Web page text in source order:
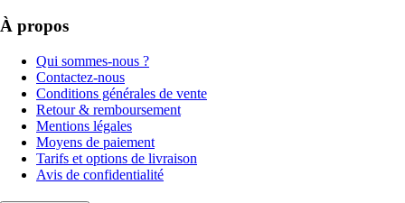
À propos
Qui sommes-nous ?
Contactez-nous
Conditions générales de vente
Retour & remboursement
Mentions légales
Moyens de paiement
Tarifs et options de livraison
Avis de confidentialité